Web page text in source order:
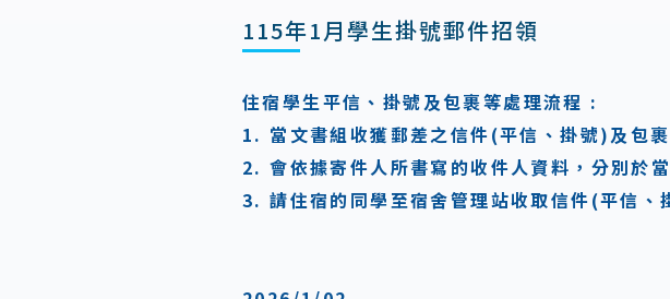
115年1月學生掛號郵件招領
住宿學生平信、掛號及包裹等處理流程 :
1. 當文書組收獲郵差之信件(平信、掛號)及包
2. 會依據寄件人所書寫的收件人資料，分別於
3. 請住宿的同學至宿舍管理站收取信件(平信、